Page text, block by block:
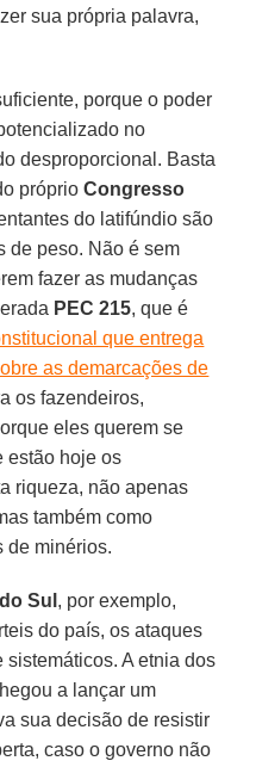
sua própria palavra,
porque o poder
no
desproporcional. Basta
próprioCongresso
do latifúndio são
de peso. Não é sem
fazer as mudanças
PEC 215, que é
que entrega
as demarcações de
os fazendeiros,
eles querem se
estão hoje os
riqueza, não apenas
também como
de minérios.
Sul , por exemplo,
do país, os ataques
sistemáticos. A etnia dos
a lançar um
sua decisão de resistir
caso o governo não